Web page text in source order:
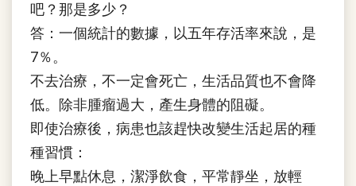
吧？那是多少？
答：一個統計的數據，以五年存活率來說，是
7％。
不去治療，不一定會死亡，生活品質也不會降
低。除非腫瘤過大，產生身體的阻礙。
即使治療後，病患也該趕快改變生活起居的種
種習慣：
晚上早點休息，潔淨飲食，平常靜坐，放輕